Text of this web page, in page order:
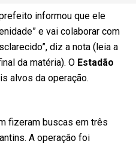
informou que ele
e vai colaborar com
diz a nota (leia a
da matéria). O Estadão
alvos da operação.
fizeram buscas em três
A operação foi